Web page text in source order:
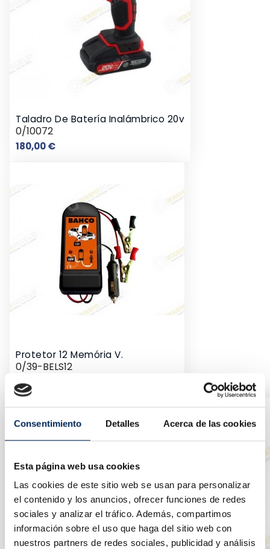
Consentimiento Detalles Acerca de las cookies
Esta página web usa cookies
Las cookies de este sitio web se usan para personalizar
el contenido y los anuncios, ofrecer funciones de redes
sociales y analizar el tráfico. Además, compartimos
información sobre el uso que haga del sitio web con
nuestros partners de redes sociales, publicidad y análisis
Taladro De Batería Inalámbrico 20v
0/10072
180,00 €Preço
Protetor 12 Memória V.
0/39-BELS12
73,23 €